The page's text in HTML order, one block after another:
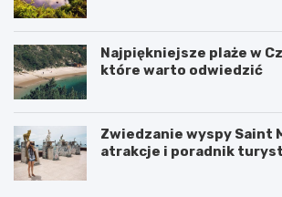
Najpiękniejsze plaże w
które warto odwiedzić
Zwiedzanie wyspy Saint
atrakcje i poradnik
A
I